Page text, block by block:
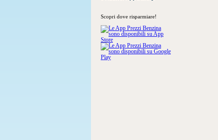
Scopri dove risparmiare!